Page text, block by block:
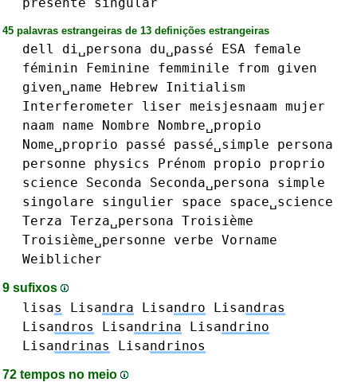
45 palavras estrangeiras de 13 definições estrangeiras
dell di␣persona du␣passé ESA female
féminin
Feminine femminile from
given
given␣name
Hebrew Initialism
Interferometer
liser meisjesnaam mujer
naam
name Nombre
Nombre␣propio
Nome␣proprio
passé passé␣simple
persona
personne
physics Prénom propio
proprio
science
Seconda Seconda␣persona
simple
singolare
singulier space
space␣science
Terza Terza␣persona Troisième
Troisième␣personne
verbe Vorname
Weiblicher
9 sufixos
lisas Lisandra Lisandro Lisandras
Lisandros Lisandrina Lisandrino
Lisandrinas Lisandrinos
72 tempos no meio